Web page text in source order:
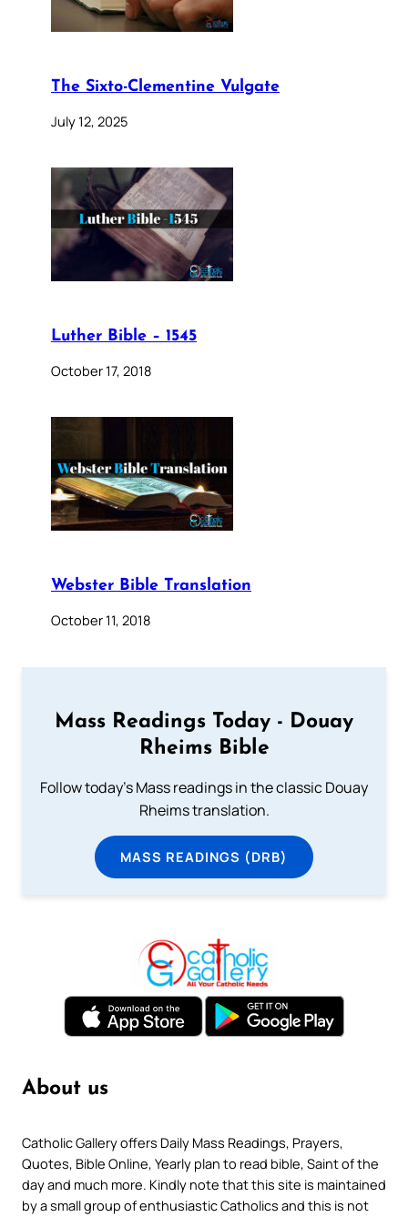
The Sixto-Clementine Vulgate
July 12, 2025
Luther Bible – 1545
October 17, 2018
Webster Bible Translation
October 11, 2018
Mass Readings Today - Douay
Rheims Bible
Follow today's Mass readings in the classic Douay
Rheims translation.
MASS READINGS (DRB)
About us
Catholic Gallery offers Daily Mass Readings, Prayers,
Quotes, Bible Online, Yearly plan to read bible, Saint of the
day and much more. Kindly note that this site is maintained
by a small group of enthusiastic Catholics and this is not